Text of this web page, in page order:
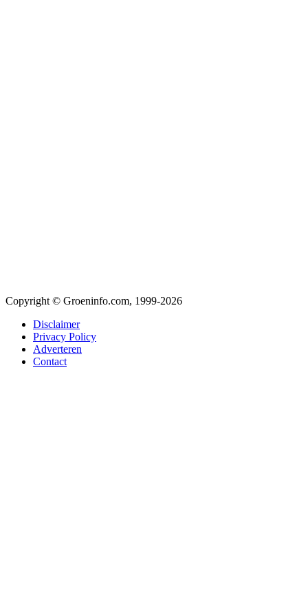
Copyright © Groeninfo.com, 1999-2026
Disclaimer
Privacy Policy
Adverteren
Contact